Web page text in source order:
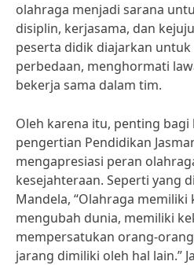
olahraga menjadi sarana
disiplin, kerjasama, dan
peserta didik diajarkan
perbedaan, menghormati
bekerja sama dalam tim.
Oleh karena itu, penting
pengertian Pendidikan
mengapresiasi peran
kesejahteraan. Seperti yang
Mandela, “Olahraga
mengubah dunia, memiliki
mempersatukan orang-
jarang dimiliki oleh hal lain.”